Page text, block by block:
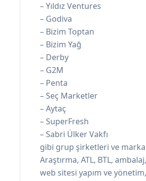
– Yıldız Ventures
– Godiva
– Bizim Toptan
– Bizim Yağ
– Derby
– G2M
– Penta
– Seç Marketler
– Aytaç
– SuperFresh
– Sabri Ülker Vakfı
gibi grup şirketleri ve
Araştırma, ATL, BTL,
web sitesi yapım ve